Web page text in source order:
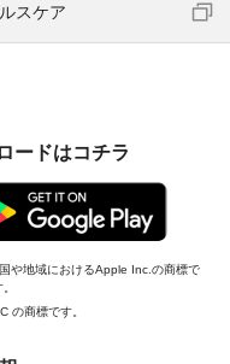
スケア
ードはコチラ
や地域におけるApple Inc.の商標で
の商標です。